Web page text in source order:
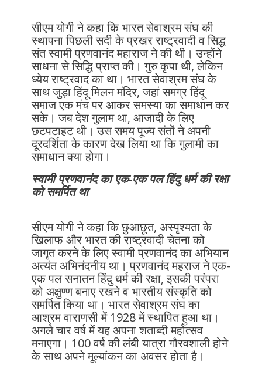
सीएम योगी ने कहा कि भारत सेवाश्रम संघ की
स्थापना पिछली सदी के प्रखर राष्ट्रवादी व सिद्ध
संत स्वामी प्रणवानंद महाराज ने की थी। उन्होंने
साधना से सिद्धि प्राप्त की। गुरु कृपा थी, लेकिन
ध्येय राष्ट्रवाद का था। भारत सेवाश्रम संघ के
साथ जुड़ा हिंदू मिलन मंदिर, जहां समग्र हिंदू
समाज एक मंच पर आकर समस्या का समाधान कर
सके। जब देश गुलाम था, आजादी के लिए
छटपटाहट थी। उस समय पूज्य संतों ने अपनी
दूरदर्शिता के कारण देख लिया था कि गुलामी का
समाधान क्या होगा।
स्वामी प्रणवानंद का एक-एक पल हिंदु धर्म की रक्षा
को समर्पित था
सीएम योगी ने कहा कि छुआछूत, अस्पृश्यता के
खिलाफ और भारत की राष्ट्रवादी चेतना को
जागृत करने के लिए स्वामी प्रणवानंद का अभियान
अत्यंत अभिनंदनीय था। प्रणवानंद महराज ने एक-
एक पल सनातन हिंदु धर्म की रक्षा, इसकी परंपरा
को अक्षुण्ण बनाए रखने व भारतीय संस्कृति को
समर्पित किया था। भारत सेवाश्रम संघ का
आश्रम वाराणसी में 1928 में स्थापित हुआ था।
अगले चार वर्ष में यह अपना शताब्दी महोत्सव
मनाएगा। 100 वर्ष की लंबी यात्रा गौरवशाली होने
के साथ अपने मूल्यांकन का अवसर होता है।